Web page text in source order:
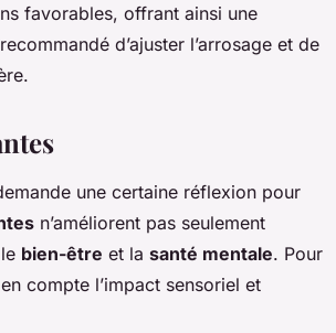
favorables, offrant ainsi une
d’ajuster l’arrosage et de
une certaine réflexion pour
n’améliorent pas seulement
bien-être et la santé mentale. Pour
compte l’impact sensoriel et